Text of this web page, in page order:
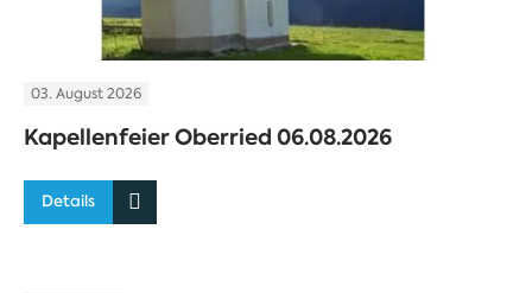
03. August 2026
Kapellenfeier Oberried 06.08.2026
Details